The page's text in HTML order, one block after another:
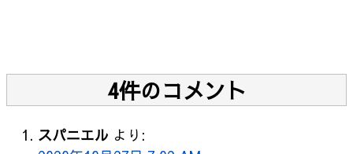
4件のコメント
スパニエル より: